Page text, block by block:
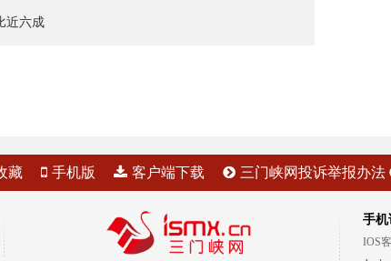
近六成
藏 手机版 客户端下载 三门峡网投诉举报办法
手机
IOS